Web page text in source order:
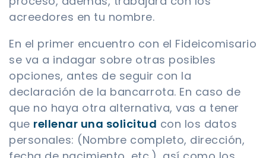
acreedores en tu nombre.
En el primer encuentro con el Fideicomisario
se va a indagar sobre otras posibles
opciones, antes de seguir con la
declaración de la bancarrota. En caso de
que no haya otra alternativa, vas a tener
que rellenar una solicitud con los datos
personales: (Nombre completo, dirección,